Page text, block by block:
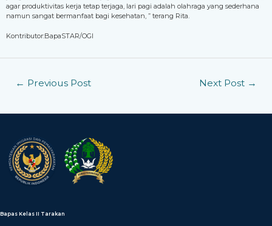
agar produktivitas kerja tetap terjaga, lari pagi adalah olahraga yang sederhana
namun sangat bermanfaat bagi kesehatan, ” terang Rita.
Kontributor:BapaSTAR/OGI
← Previous Post Next Post →
Bapas Kelas II Tarakan